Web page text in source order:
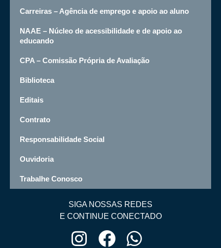
Carreiras – Agência de emprego e apoio ao aluno
NAAE – Núcleo de acessibilidade e de apoio ao
educando
CPA – Comissão Própria de Avaliação
Biblioteca
Editais
Contrato
Responsabilidade Social
Ouvidoria
Trabalhe Conosco
SIGA NOSSAS REDES
E CONTINUE CONECTADO